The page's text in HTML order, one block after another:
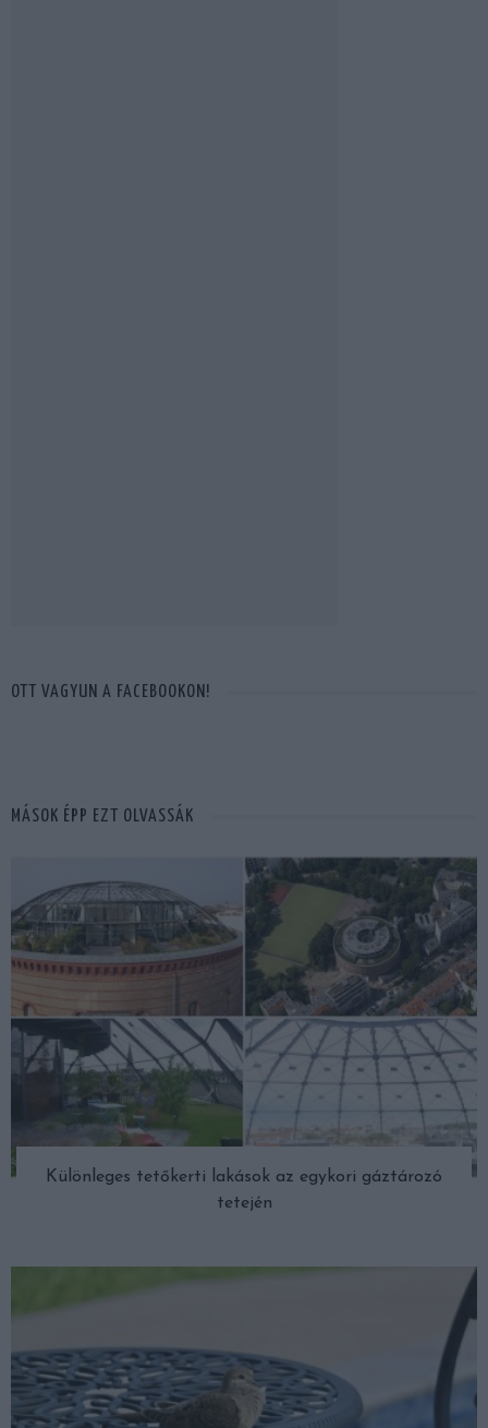
OTT VAGYUN A FACEBOOKON!
MÁSOK ÉPP EZT OLVASSÁK
Különleges tetőkerti lakások az egykori gáztározó
tetején